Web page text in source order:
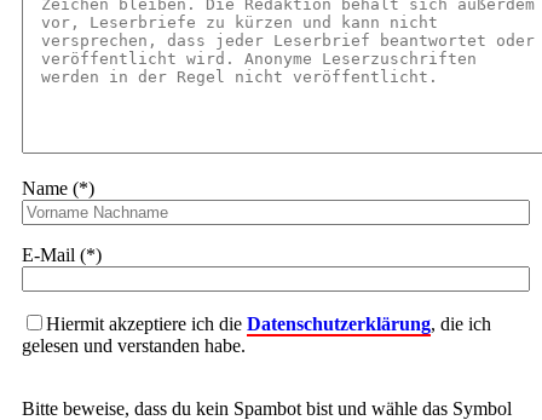
Name (*)
E-Mail (*)
Hiermit akzeptiere ich die Datenschutzerklärung, die ich
gelesen und verstanden habe.
Bitte beweise, dass du kein Spambot bist und wähle das Symbol